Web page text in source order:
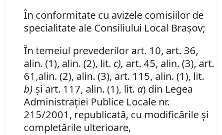
În conformitate cu avizele comisiilor de
specialitate ale Consiliului Local Braşov;
În temeiul prevederilor art. 10, art. 36,
alin. (1), alin. (2), lit. c), art. 45, alin. (3), art.
61,alin. (2), alin. (3), art. 115, alin. (1), lit.
b) şi art. 117, alin. (1), lit. a) din Legea
Administraţiei Publice Locale nr.
215/2001, republicată, cu modificările şi
completările ulterioare,